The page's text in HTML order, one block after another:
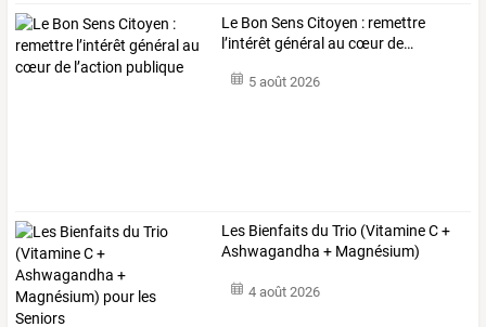
Le Bon SensCitoyen : remettre
l’intérêt général au cœurde…
5 août 2026
Les Bienfaitsdu Trio (VitamineC+
Ashwagandha + Magnésium)
4 août 2026